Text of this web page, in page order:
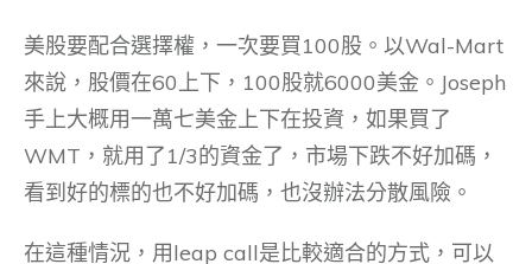
美股要配合選擇權，一次要買100股。以Wal-Mart
來說，股價在60上下，100股就6000美金。Joseph
手上大概用一萬七美金上下在投資，如果買了
WMT，就用了1/3的資金了，市場下跌不好加碼，
看到好的標的也不好加碼，也沒辦法分散風險。
在這種情況，用leap call是比較適合的方式，可以